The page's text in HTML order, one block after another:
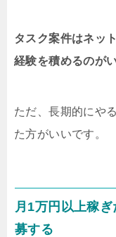
タスク案件はネッ
経験を積めるのが
ただ、長期的にや
た方がいいです。
月1万円以上稼
募する